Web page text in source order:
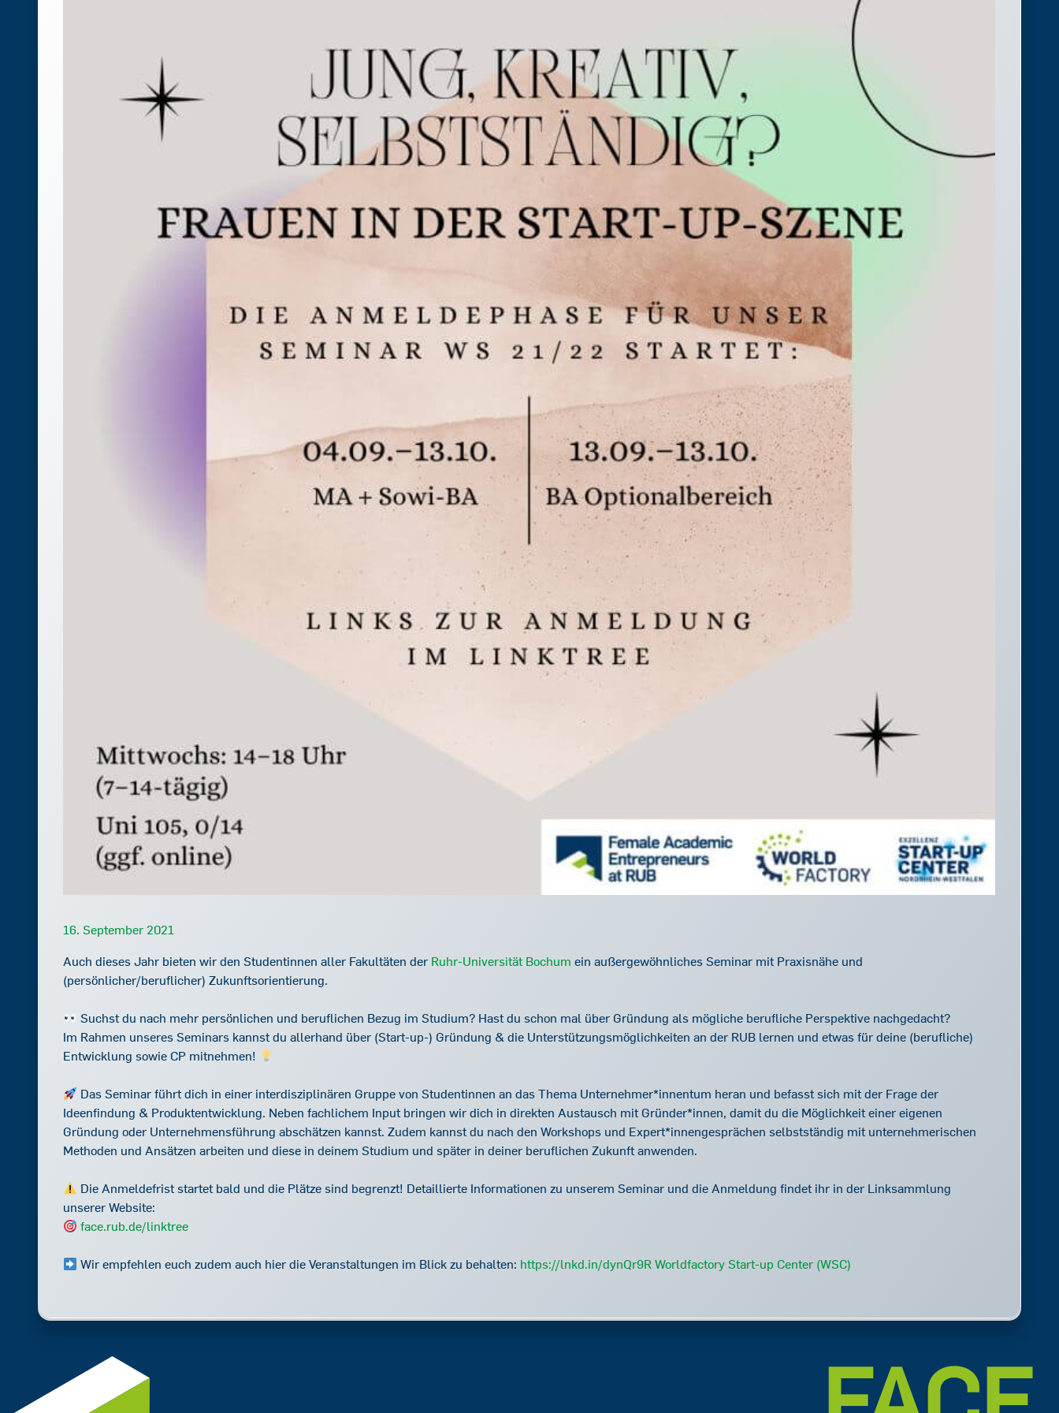
16. September 2021
Auch dieses Jahr bieten wir den Studentinnen aller Fakultäten der Ruhr-Universität Bochum ein außergewöhnliches Seminar mit Praxisnähe und
(persönlicher/beruflicher) Zukunftsorientierung.
Suchst du nach mehr persönlichen und beruflichen Bezug im Studium? Hast du schon mal über Gründung als mögliche berufliche Perspektive nachgedacht?
Im Rahmen unseres Seminars kannst du allerhand über (Start-up-) Gründung & die Unterstützungsmöglichkeiten an der RUB lernen und etwas für deine (berufliche)
Entwicklung sowie CP mitnehmen!
Das Seminar führt dich in einer interdisziplinären Gruppe von Studentinnen an das Thema Unternehmer*innentum heran und befasst sich mit der Frage der
Ideenfindung & Produktentwicklung. Neben fachlichem Input bringen wir dich in direkten Austausch mit Gründer*innen, damit du die Möglichkeit einer eigenen
Gründung oder Unternehmensführung abschätzen kannst. Zudem kannst du nach den Workshops und Expert*innengesprächen selbstständig mit unternehmerischen
Methoden und Ansätzen arbeiten und diese in deinem Studium und später in deiner beruflichen Zukunft anwenden.
Die Anmeldefrist startet bald und die Plätze sind begrenzt! Detaillierte Informationen zu unserem Seminar und die Anmeldung findet ihr in der Linksammlung
unserer Website:
face.rub.de/linktree
Wir empfehlen euch zudem auch hier die Veranstaltungen im Blick zu behalten: https://lnkd.in/dynQr9R Worldfactory Start-up Center (WSC)